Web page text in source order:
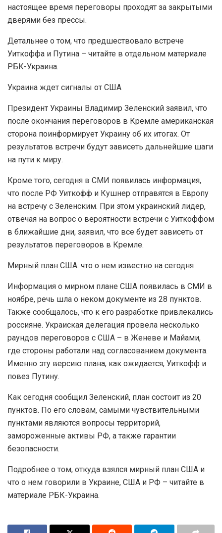
настоящее время переговоры проходят за закрытыми
дверями без прессы.
Детальнее о том, что предшествовало встрече
Уиткоффа и Путина – читайте в отдельном материале
РБК-Украина.
Украина ждет сигналы от США
Президент Украины Владимир Зеленский заявил, что
после окончания переговоров в Кремле американская
сторона поинформирует Украину об их итогах. От
результатов встречи будут зависеть дальнейшие шаги
на пути к миру.
Кроме того, сегодня в СМИ появилась информация,
что после РФ Уиткофф и Кушнер отправятся в Европу
на встречу с Зеленским. При этом украинский лидер,
отвечая на вопрос о вероятности встречи с Уиткоффом
в ближайшие дни, заявил, что все будет зависеть от
результатов переговоров в Кремле.
Мирный план США: что о нем известно на сегодня
Информация о мирном плане США появилась в СМИ в
ноябре, речь шла о неком документе из 28 пунктов.
Также сообщалось, что к его разработке привлекались
россияне. Украиская делегация провела несколько
раундов переговоров с США – в Женеве и Майами,
где стороны работали над согласованием документа.
Именно эту версию плана, как ожидается, Уиткофф и
повез Путину.
Как сегодня сообщил Зеленский, план состоит из 20
пунктов. По его словам, самыми чувствительными
пунктами являются вопросы территорий,
замороженные активы РФ, а также гарантии
безопасности.
Подробнее о том, откуда взялся мирный план США и
что о нем говорили в Украине, США и РФ – читайте в
материале РБК-Украина.